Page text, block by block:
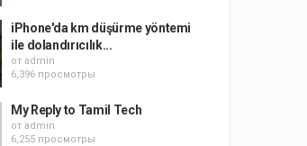
iPhone'da km düşürme yöntemi
ile dolandırıcılık...
от admin
6,396 просмотры
My Reply to Tamil Tech
от admin
6,255 просмотры